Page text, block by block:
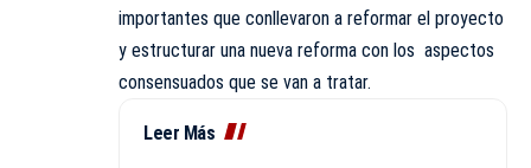
importantes que conllevaron a reformar el proyecto
y estructurar una nueva reforma con los aspectos
consensuados que se van a tratar.
Leer Más